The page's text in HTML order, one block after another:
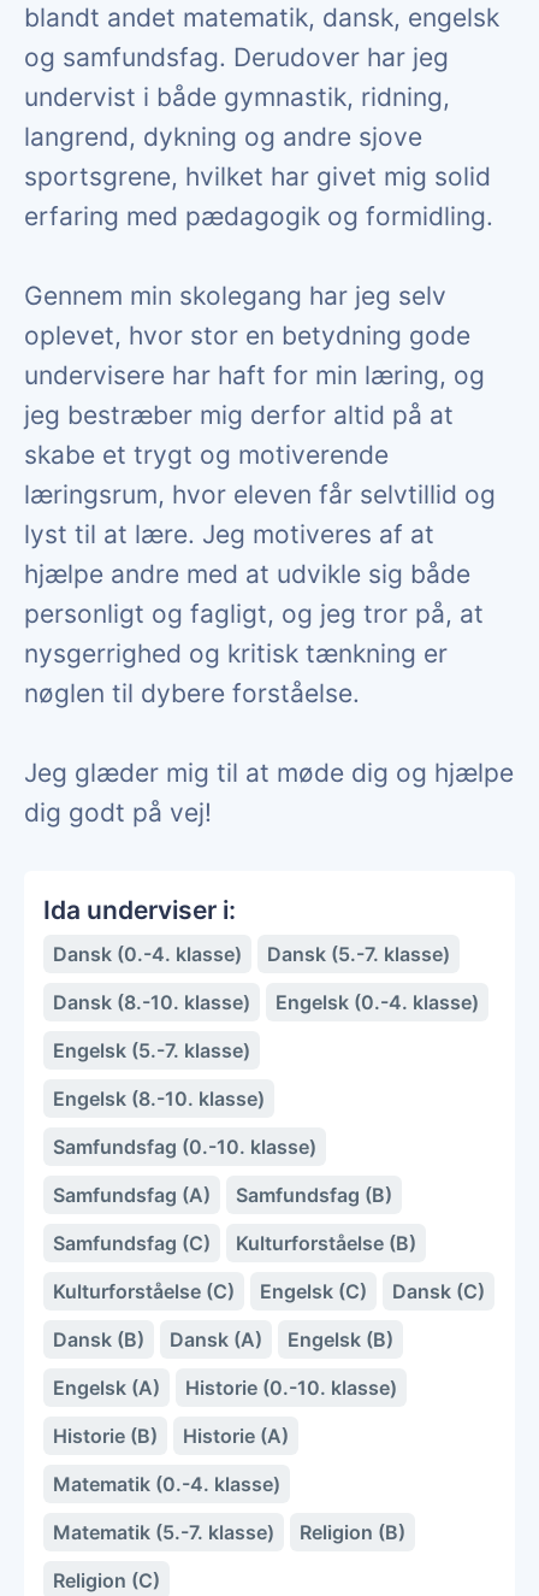
blandt andet matematik, dansk, engelsk
og samfundsfag. Derudover har jeg
undervist i både gymnastik, ridning,
langrend, dykning og andre sjove
sportsgrene, hvilket har givet mig solid
erfaring med pædagogik og formidling.
Gennem min skolegang har jeg selv
oplevet, hvor stor en betydning gode
undervisere har haft for min læring, og
jeg bestræber mig derfor altid på at
skabe et trygt og motiverende
læringsrum, hvor eleven får selvtillid og
lyst til at lære. Jeg motiveres af at
hjælpe andre med at udvikle sig både
personligt og fagligt, og jeg tror på, at
nysgerrighed og kritisk tænkning er
nøglen til dybere forståelse.
Jeg glæder mig til at møde dig og hjælpe
dig godt på vej!
Ida underviser i:
Dansk (0.-4. klasse)
Dansk (5.-7. klasse)
Dansk (8.-10. klasse)
Engelsk (0.-4. klasse)
Engelsk (5.-7. klasse)
Engelsk (8.-10. klasse)
Samfundsfag (0.-10. klasse)
Samfundsfag (A)
Samfundsfag (B)
Samfundsfag (C)
Kulturforståelse (B)
Kulturforståelse (C)
Engelsk (C)
Dansk (C)
Dansk (B)
Dansk (A)
Engelsk (B)
Engelsk (A)
Historie (0.-10. klasse)
Historie (B)
Historie (A)
Matematik (0.-4. klasse)
Matematik (5.-7. klasse)
Religion (B)
Religion (C)